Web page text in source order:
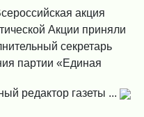
акция
Акции приняли
секретарь
партии «Единая
редактор газеты ...